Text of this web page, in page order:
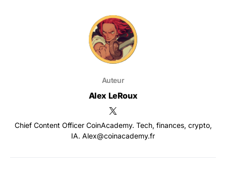
Auteur
Alex LeRoux
Chief Content Officer CoinAcademy. Tech, finances, crypto,
IA. Alex@coinacademy.fr